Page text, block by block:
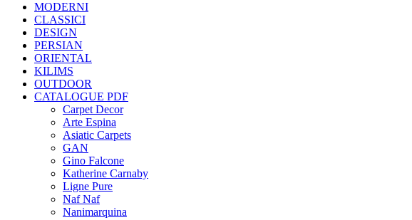
MODERNI
CLASSICI
DESIGN
PERSIAN
ORIENTAL
KILIMS
OUTDOOR
CATALOGUE PDF
Carpet Decor
Arte Espina
Asiatic Carpets
GAN
Gino Falcone
Katherine Carnaby
Ligne Pure
Naf Naf
Nanimarquina